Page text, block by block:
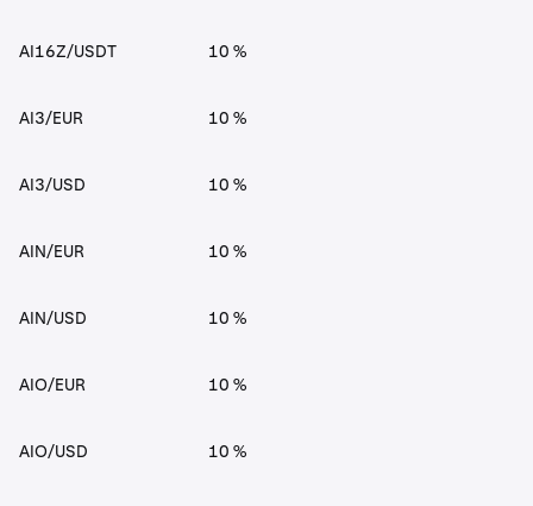
AI16Z/USDT 10 %
AI3/EUR 10 %
AI3/USD 10 %
AIN/EUR 10 %
AIN/USD 10 %
AIO/EUR 10 %
AIO/USD 10 %